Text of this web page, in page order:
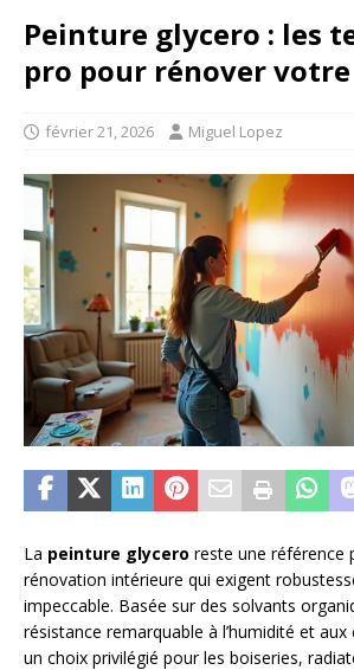
Peinture glycero : les
pro pour rénover
février 21, 2026 Miguel Lopez
La peinture glycero reste une référence
rénovation intérieure qui exigent
impeccable. Basée sur des solvants
résistance remarquable à l’humidité et
un choix privilégié pour les boiseries,